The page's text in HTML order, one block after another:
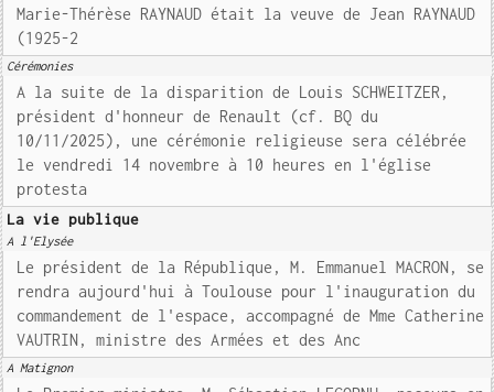
Marie-Thérèse RAYNAUD était la veuve de Jean RAYNAUD
(1925-2
Cérémonies
A la suite de la disparition de Louis SCHWEITZER,
président d'honneur de Renault (cf. BQ du
10/11/2025), une cérémonie religieuse sera célébrée
le vendredi 14 novembre à 10 heures en l'église
protesta
La vie publique
A l'Elysée
Le président de la République, M. Emmanuel MACRON, se
rendra aujourd'hui à Toulouse pour l'inauguration du
commandement de l'espace, accompagné de Mme Catherine
VAUTRIN, ministre des Armées et des Anc
A Matignon